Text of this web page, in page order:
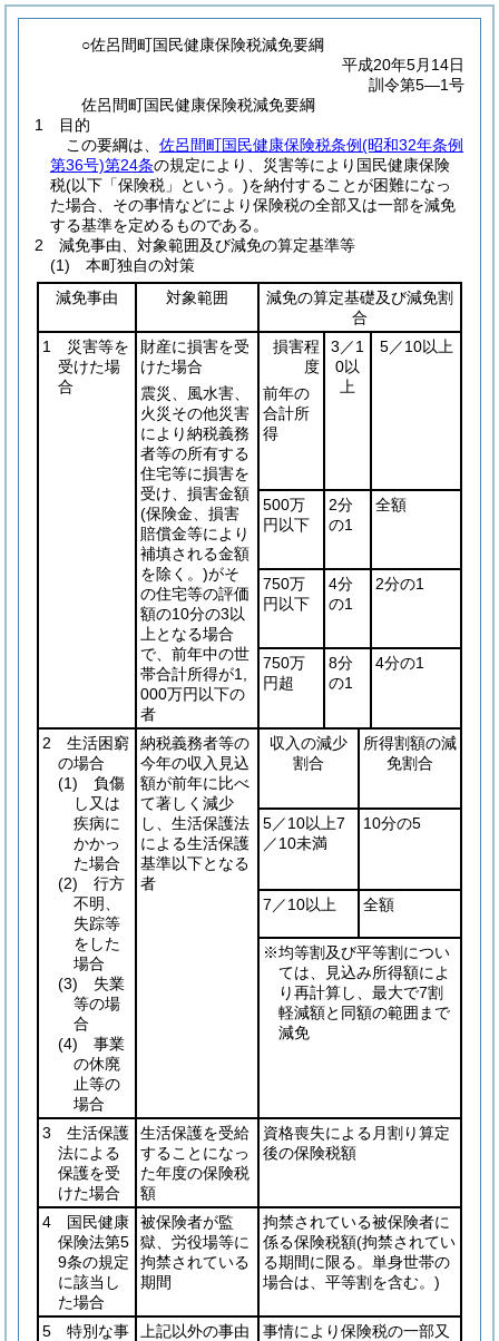
○佐呂間町国民健康保険税減免要綱
平成20年5月14日
訓令第5―1号
佐呂間町国民健康保険税減免要綱
1 目的
この要綱は、 佐呂間町国民健康保険税条例(昭和32年条例
第36号)第24条の規定により、災害等により国民健康保険
税(以下「保険税」という。)を納付することが困難になっ
た場合、その事情などにより保険税の全部又は一部を減免
する基準を定めるものである。
2 減免事由、対象範囲及び減免の算定基準等
(1) 本町独自の対策
減免事由
対象範囲
減免の算定基礎及び減免割
合
1 災害等を
受けた場
合
財産に損害を受
けた場合
損害程
度
3／1
0以
上
5／10以上
震災、風水害、
火災その他災害
により納税義務
者等の所有する
住宅等に損害を
受け、損害金額
(保険金、損害
賠償金等により
補填される金額
を除く。)がそ
の住宅等の評価
額の10分の3以
上となる場合
で、前年中の世
帯合計所得が1,
000万円以下の
者
前年の
合計所
得
500万
円以下
2分
の1
全額
750万
円以下
4分
の1
2分の1
750万
円超
8分
の1
4分の1
2 生活困窮
の場合
(1) 負傷
し又は
疾病に
かかっ
た場合
(2) 行方
不明、
失踪等
をした
場合
(3) 失業
等の場
合
(4) 事業
の休廃
止等の
場合
納税義務者等の
今年の収入見込
額が前年に比べ
て著しく減少
し、生活保護法
による生活保護
基準以下となる
者
収入の減少
割合
所得割額の減
免割合
5／10以上7
／10未満
10分の5
7／10以上 全額
※均等割及び平等割につい
ては、見込み所得額によ
り再計算し、最大で7割
軽減額と同額の範囲まで
減免
3 生活保護
法による
保護を受
けた場合
生活保護を受給
することになっ
た年度の保険税
額
資格喪失による月割り算定
後の保険税額
4 国民健康
保険法第5
9条の規定
に該当し
た場合
被保険者が監
獄、労役場等に
拘禁されている
期間
拘禁されている被保険者に
係る保険税額(拘禁されてい
る期間に限る。単身世帯の
場合は、平等割を含む。)
5 特別な事
上記以外の事由
事情により保険税の一部又